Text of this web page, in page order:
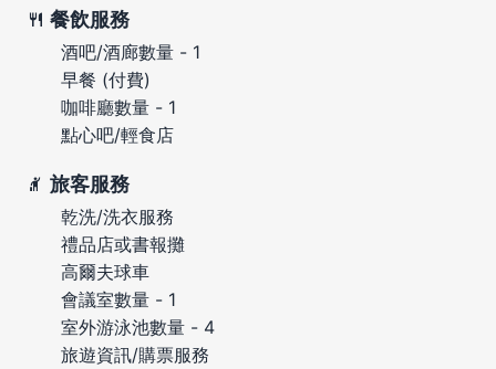
餐飲服務
酒吧/酒廊數量 - 1
早餐 (付費)
咖啡廳數量 - 1
點心吧/輕食店
旅客服務
乾洗/洗衣服務
禮品店或書報攤
高爾夫球車
會議室數量 - 1
室外游泳池數量 - 4
旅遊資訊/購票服務